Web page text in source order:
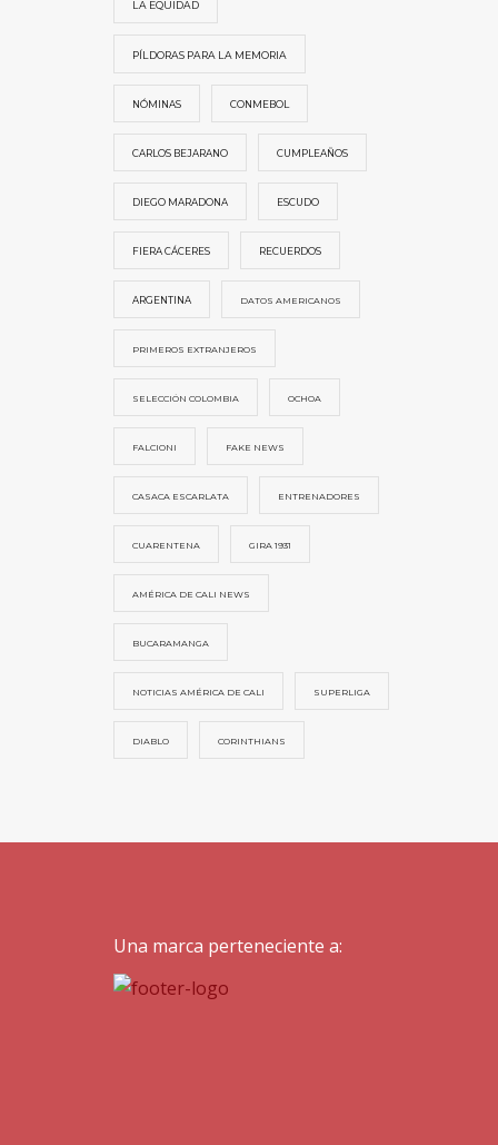
LA EQUIDAD
PÍLDORAS PARA LA MEMORIA
NÓMINAS CONMEBOL
CARLOS BEJARANO CUMPLEAÑOS
DIEGO MARADONA ESCUDO
FIERA CÁCERES RECUERDOS
ARGENTINA DATOS AMERICANOS
PRIMEROS EXTRANJEROS
SELECCIÓN COLOMBIA OCHOA
FALCIONI FAKE NEWS
CASACA ESCARLATA ENTRENADORES
CUARENTENA GIRA 1931
AMÉRICA DE CALI NEWS
BUCARAMANGA
NOTICIAS AMÉRICA DE CALI SUPERLIGA
DIABLO CORINTHIANS
Una marca perteneciente a: